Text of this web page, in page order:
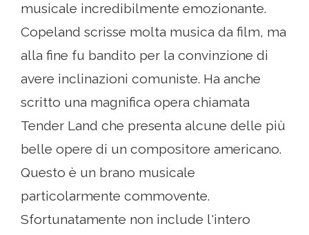
musicale incredibilmente emozionante.
Copeland scrisse molta musica da film, ma
alla fine fu bandito per la convinzione di
avere inclinazioni comuniste. Ha anche
scritto una magnifica opera chiamata
Tender Land che presenta alcune delle più
belle opere di un compositore americano.
Questo è un brano musicale
particolarmente commovente.
Sfortunatamente non include l'intero